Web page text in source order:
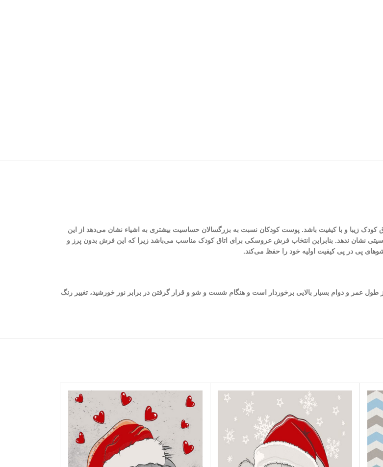
کودک زیبا و با کیفیت باشد. پوست کودکان نسبت به بزرگسالان حساسیت بیشتری به اشیاء نشان می‌دهد از این
نشان ندهد. بنابراین انتخاب فرش عروسکی برای اتاق کودک مناسب می‌باشد زیرا که این فرش بدون پرز و
پی در پی کیفیت اولیه خود را حفظ می‌کند.
عمر و دوام بسیار بالایی برخوردار است و هنگام شست و شو و قرار گرفتن در برابر نور خورشید، تغییر رنگ